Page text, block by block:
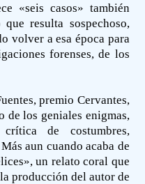
«seis casos» también
resulta sospechoso,
volver a esa época para
forenses, de los
premio Cervantes,
de los geniales enigmas,
de costumbres,
aun cuando acaba de
un relato coral que
producción del autor de